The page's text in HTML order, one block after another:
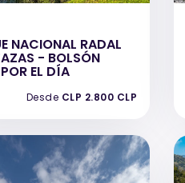
NACIONAL RADAL
- BOLSÓN
EL DÍA
Desde CLP 2.800 CLP